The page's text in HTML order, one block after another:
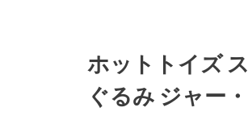
ホットトイズ
ぐるみ ジャー